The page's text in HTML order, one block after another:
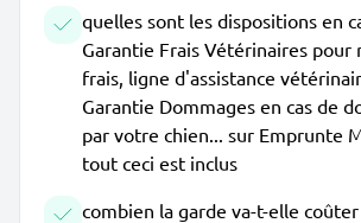
quelles sont les dispositions en
Garantie Frais Vétérinaires pour
frais, ligne d'assistance
Garantie Dommages en cas de
par votre chien... sur Emprunte
tout ceci est inclus
combien la garde va-t-elle coûter